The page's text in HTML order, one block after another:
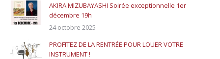
AKIRA MIZUBAYASHI Soirée exceptionnelle 1er
décembre 19h
24 octobre 2025
PROFITEZ DE LA RENTRÉE POUR LOUER VOTRE
INSTRUMENT !